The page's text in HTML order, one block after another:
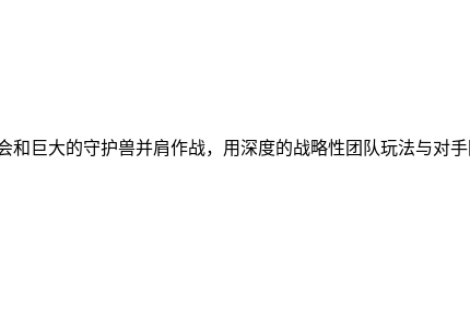
和巨大的守护兽并肩作战，用深度的战略性团队玩法与对